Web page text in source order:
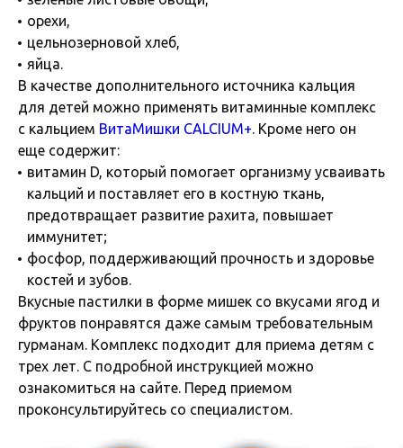
орехи,
цельнозерновой хлеб,
яйца.
В качестве дополнительного источника кальция
для детей можно применять витаминные комплекс
с кальцием ВитаМишки CALCIUM+. Кроме него он
еще содержит:
витамин D, который помогает организму усваивать
кальций и поставляет его в костную ткань,
предотвращает развитие рахита, повышает
иммунитет;
фосфор, поддерживающий прочность и здоровье
костей и зубов.
Вкусные пастилки в форме мишек со вкусами ягод и
фруктов понравятся даже самым требовательным
гурманам. Комплекс подходит для приема детям с
трех лет. С подробной инструкцией можно
ознакомиться на сайте. Перед приемом
проконсультируйтесь со специалистом.